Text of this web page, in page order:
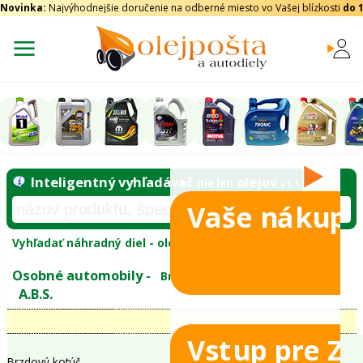
Novinka: Najvýhodnejšie doručenie na odberné miesto vo Vašej blízkosti do
Inteligentný vyhľadávač
Vyhľadať náhradný diel - olejový filter -
Vaše nákupy
Vstup pre